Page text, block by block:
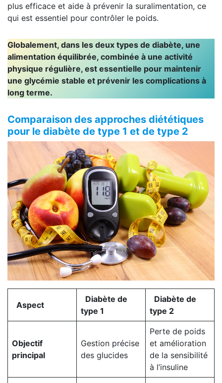
plus efficace et aide à prévenir la suralimentation, ce
qui est essentiel pour contrôler le poids.
Globalement, dans les deux types de diabète, une
alimentation équilibrée, combinée à une activité
physique régulière, est essentielle pour maintenir
une glycémie stable et prévenir les complications à
long terme.
Comparaison des approches diététiques
pour le diabète de type 1 et de type 2
Aspect
Diabète de
type 1
Diabète de
type 2
Objectif
principal
Gestion précise
des glucides
Perte de poids
et amélioration
de la sensibilité
à l’insuline